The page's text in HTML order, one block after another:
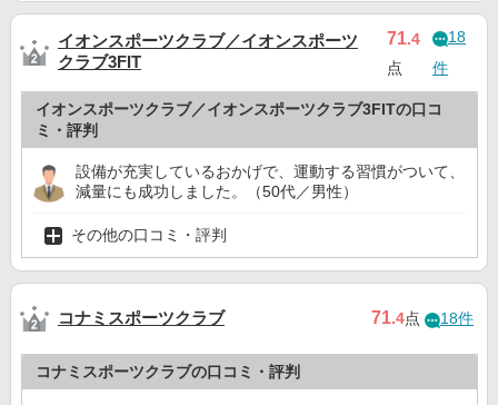
イオンスポーツクラブ／イオンスポーツ
クラブ3FIT
71.4
点
18
件
イオンスポーツクラブ／イオンスポーツクラブ3FITの口コ
ミ・評判
設備が充実しているおかげで、運動する習慣がついて、
減量にも成功しました。（50代／男性）
その他の口コミ・評判
コナミスポーツクラブ 71.4点 18件
コナミスポーツクラブの口コミ・評判